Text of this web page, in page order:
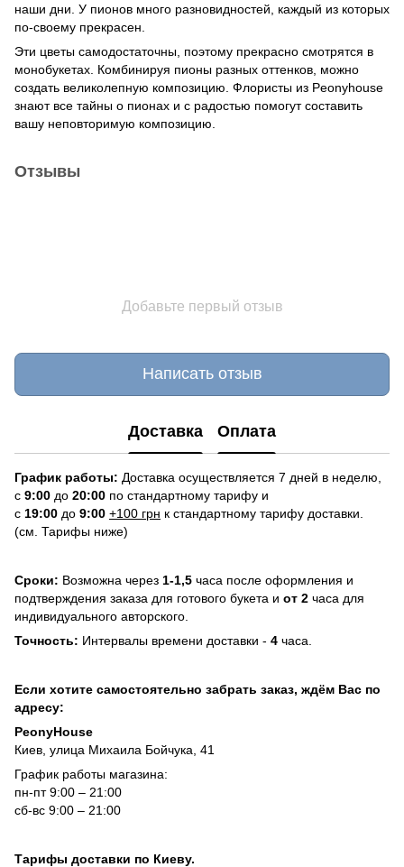
наши дни. У пионов много разновидностей, каждый из которых
по-своему прекрасен.
Эти цветы самодостаточны, поэтому прекрасно смотрятся в
монобукетах. Комбинируя пионы разных оттенков, можно
создать великолепную композицию. Флористы из Peonyhouse
знают все тайны о пионах и с радостью помогут составить
вашу неповторимую композицию.
Отзывы
Добавьте первый отзыв
Написать отзыв
Доставка Оплата
График работы: Доставка осуществляется 7 дней в неделю,
с 9:00 до 20:00 по стандартному тарифу и
с 19:00 до 9:00 +100 грн к стандартному тарифу доставки.
(см. Тарифы ниже)
Сроки: Возможна через 1-1,5 часа после оформления и
подтверждения заказа для готового букета и от 2 часа для
индивидуального авторского.
Точность: Интервалы времени доставки - 4 часа.
Если хотите самостоятельно забрать заказ, ждём Вас по
адресу:
PeonyHouse
Киев, улица Михаила Бойчука, 41
График работы магазина:
пн-пт 9:00 – 21:00
сб-вс 9:00 – 21:00
Тарифы доставки по Киеву.